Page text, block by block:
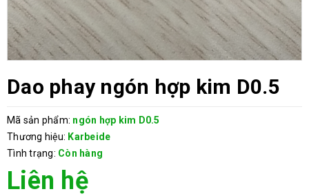
Dao phay ngón hợp kim D0.5
Mã sản phẩm: ngón hợp kim D0.5
Thương hiệu: Karbeide
Tình trạng: Còn hàng
Liên hệ